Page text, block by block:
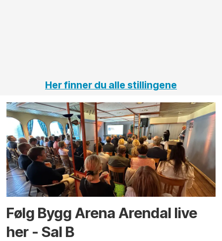
Her finner du alle stillingene
Følg Bygg Arena Arendal live
her - Sal B